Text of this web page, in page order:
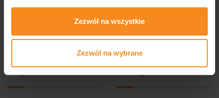
Zezwól na wszystkie
Zezwól na wybrane
élargissant continuellement
notre gamme d'activités et
Implication Complexité